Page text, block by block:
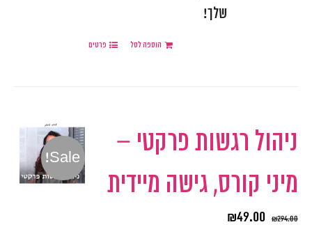
שלך!
הוספה לסל פרטים
Sale!
ניהול רגשות פרקטי –
מיני קורס, גישה מיידית
₪294.00
₪49.00